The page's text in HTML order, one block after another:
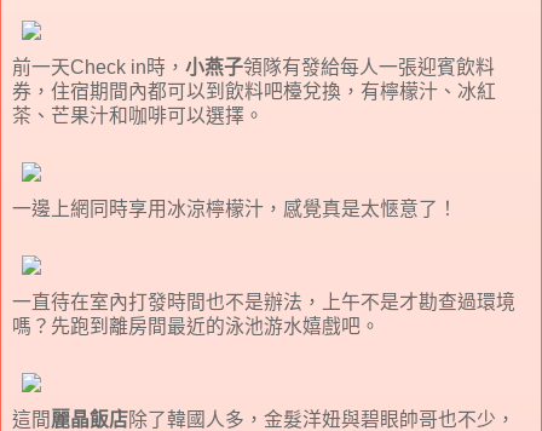
前一天Check in時， 小燕子領隊有發給每人一張迎賓飲料
券，住宿期間內都可以到飲料吧檯兌換，有檸檬汁、冰紅
茶、芒果汁和咖啡可以選擇。
一邊上網同時享用冰涼檸檬汁，感覺真是太愜意了！
一直待在室內打發時間也不是辦法，上午不是才勘查過環境
嗎？先跑到離房間最近的泳池游水嬉戲吧。
這間麗晶飯店除了韓國人多，金髮洋妞與碧眼帥哥也不少，